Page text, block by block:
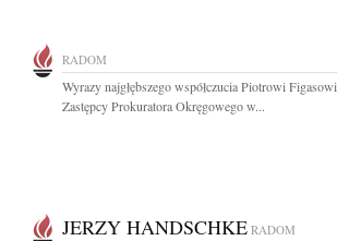
RADOM
Wyrazy najgłębszego współczucia Piotrowi Figasowi
Zastępcy Prokuratora Okręgowego w...
JERZY HANDSCHKE RADOM